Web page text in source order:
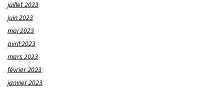
juillet 2023
juin 2023
mai 2023
avril 2023
mars 2023
février 2023
janvier 2023